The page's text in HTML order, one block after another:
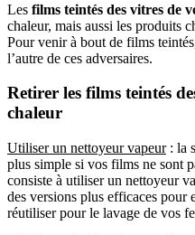
Les films teintés des vitres de
chaleur, mais aussi les produits
Pour venir à bout de films
l’autre de ces adversaires.
Retirer les films teintés
chaleur
Utiliser un nettoyeur vapeur: la
plus simple si vos films ne sont
consiste à utiliser un nettoyeur
des versions plus efficaces
réutiliser pour le lavage de vos